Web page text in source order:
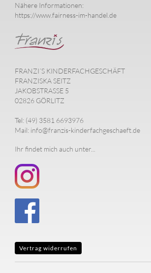
Nähere Informationen:
https://www.fairness-im-handel.de
FRANZI´S KINDERFACHGESCHÄFT
FRANZISKA SEITZ
JAKOBSTRASSE 5
02826 GÖRLITZ
Tel: (49) 3581 6693976
Mail: info@franzis-kinderfachgeschaeft.de
Ihr findet mich auch unter...
Vertrag widerrufen